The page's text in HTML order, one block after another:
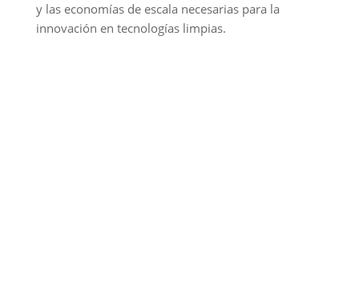
y las economías de escala necesarias para la
innovación en tecnologías limpias.